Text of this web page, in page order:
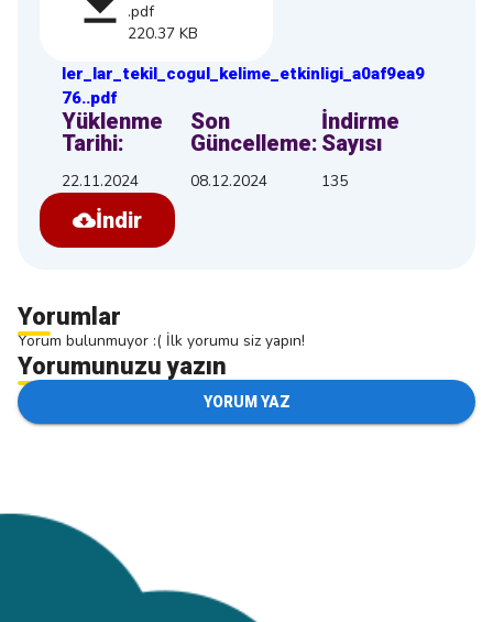
.pdf
220.37 KB
ler_lar_tekil_cogul_kelime_etkinligi_a0af9ea9
76..pdf
Yüklenme
Tarihi:
22.11.2024
Son
Güncelleme:
08.12.2024
İndirme
Sayısı
135
İndir
Yorumlar
Yorum bulunmuyor :( İlk yorumu siz yapın!
Yorumunuzu yazın
YORUM YAZ